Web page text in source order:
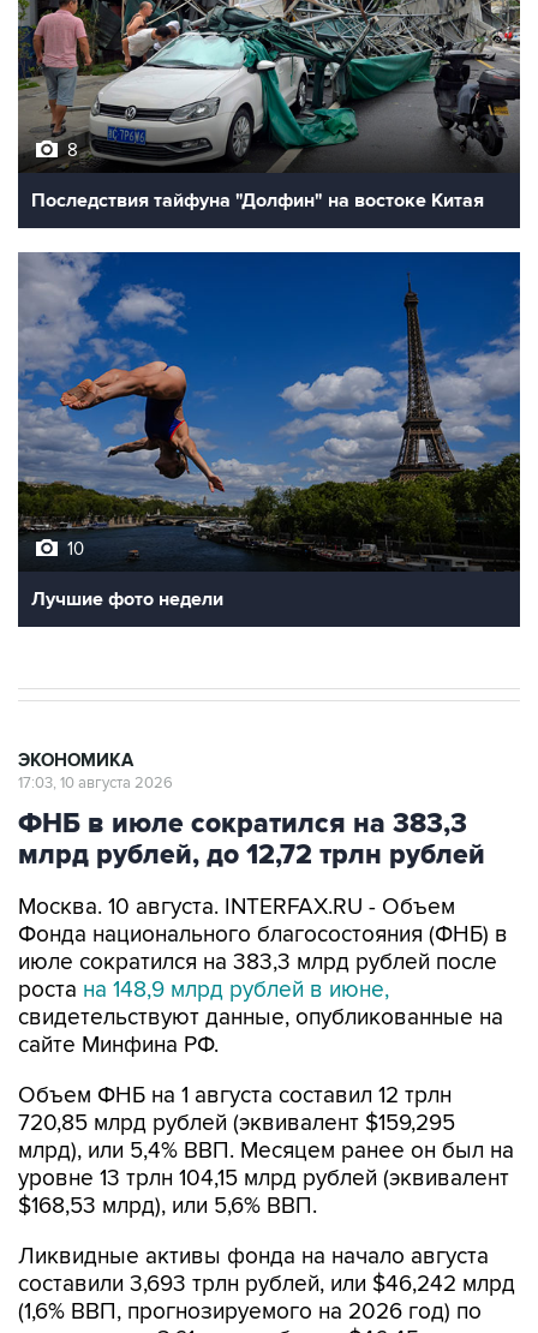
8
Последствия тайфуна "Долфин" на востоке Китая
10
Лучшие фото недели
ФНБ в июле сократился на 383,3
млрд рублей, до 12,72 трлн рублей
Москва. 10 августа. INTERFAX.RU - Объем
июле сократился на 383,3 млрд рублей после
ростана 148,9 млрд рублей в июне,
свидетельствуют данные, опубликованные на
сайте Минфина РФ.
Объем ФНБ на 1 августа составил 12 трлн
млрд), или 5,4% ВВП. Месяцем ранее он был на
уровне 13 трлн 104,15 млрд рублей (эквивалент
$168,53 млрд), или 5,6% ВВП.
Ликвидные активы фонда на начало августа
(1,6% ВВП, прогнозируемого на 2026 год) по
сравнению с 3,61 трлн руб., или $46,45 млрд
(1,5% ВВП) месяцем ранее.